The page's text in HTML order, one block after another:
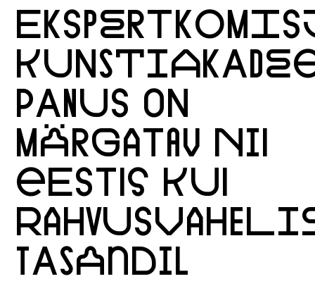
PANUS ON
MÄRGATAV NII
EESTIS KUI
TASANDIL